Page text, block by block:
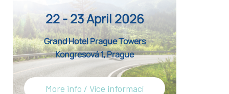
22 - 23 April 2026
Grand Hotel Prague Towers
Kongresová 1, Prague
More info / Více informací